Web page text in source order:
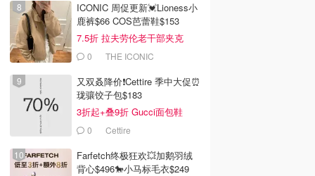
ICONIC 周促更新💓Lioness小
鹿裤$66 COS芭蕾鞋$153
7.5折 拉夫劳伦老干部夹克
$4190 THE ICONIC
又双叒降价❗️Cettire 季中大促⏰
珑骧饺子包$183
3折起+叠9折 Gucci面包鞋
$9910 Cettire
Farfetch终极狂欢💥加鹅羽绒
背心$496🐎小马标毛衣$249